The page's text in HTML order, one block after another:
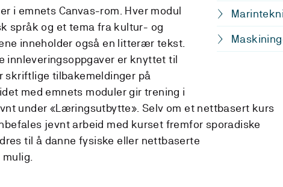
i emnets Canvas-rom. Hver modul
språk og et tema fra kultur- og
inneholder også en litterær tekst.
innleveringsoppgaver er knyttet til
tilbakemeldinger på
med emnets moduler gir trening i
under «Læringsutbytte». Selv om et nettbasert kurs
jevnt arbeid med kurset fremfor sporadiske
til å danne fysiske eller nettbaserte